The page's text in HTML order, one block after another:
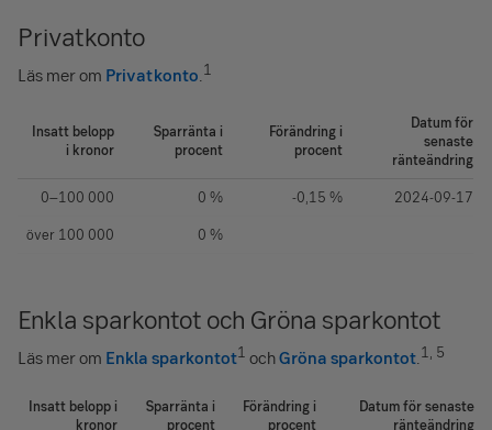
Privatkonto
Läs mer om Privatkonto.1
Insatt belopp
i kronor
Sparränta i
procent
Förändring i
procent
Datum för
senaste
ränteändring
0–100 000 0 % -0,15 % 2024-09-17
över 100 000 0 %
Enkla sparkontot och Gröna sparkontot
Läs mer om Enkla sparkontot1 ochGröna sparkontot.1, 5
Insatt belopp i
kronor
Sparränta i
procent
Förändring i
procent
Datum för senaste
ränteändring